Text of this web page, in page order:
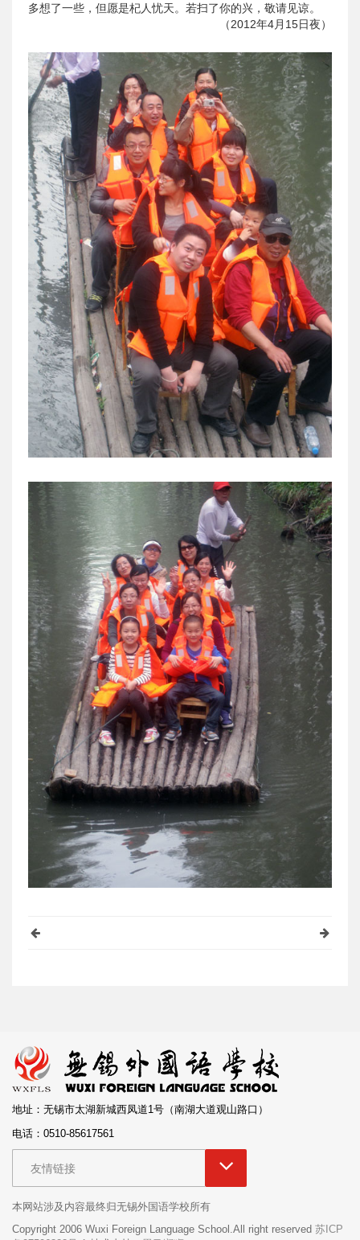
多想了一些，但愿是杞人忧天。若扫了你的兴，敬请见谅。
（2012年4月15日夜）
地址：无锡市太湖新城西凤道1号（南湖大道观山路口）
电话：0510-85617561
友情链接
本网站涉及内容最终归无锡外国语学校所有
Copyright 2006 Wuxi Foreign Language School.All right reserved 苏ICP